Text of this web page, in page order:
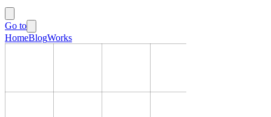
Go to
HomeBlogWorks